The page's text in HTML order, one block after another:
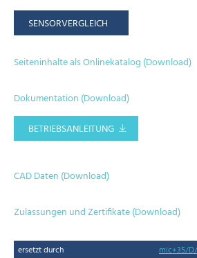
SENSORVERGLEICH
Seiteninhalte als Onlinekatalog (Download)
Dokumentation (Download)
BETRIEBSANLEITUNG
CAD Daten (Download)
Zulassungen und Zertifikate (Download)
ersetzt durch
mic+35/